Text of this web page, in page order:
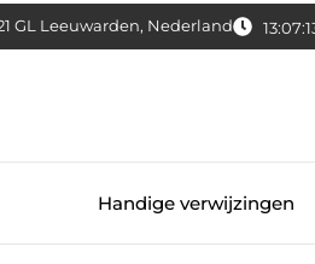
GL Leeuwarden, Nederland
Handige verwijzingen